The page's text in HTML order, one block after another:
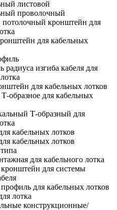
листовой
проволочный
кронштейн для
для кабельных
радиуса изгиба кабеля для
для кабельных лотков
образное для кабельных
Т-образный для
кабельных лотков
кабельных лотков
для кабельного лотка
для системы
для кабельных лотков
лотка
конструкционные/